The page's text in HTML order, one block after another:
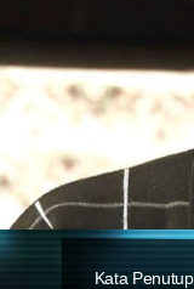
Kata Penutup